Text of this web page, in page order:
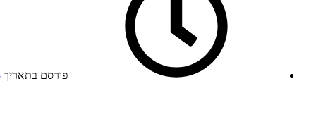
פורסם בתאריך